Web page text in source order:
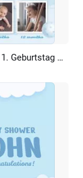
Blau Süßer Junge Babyparty Wünsche Zum 1. Geburtstag Diashow